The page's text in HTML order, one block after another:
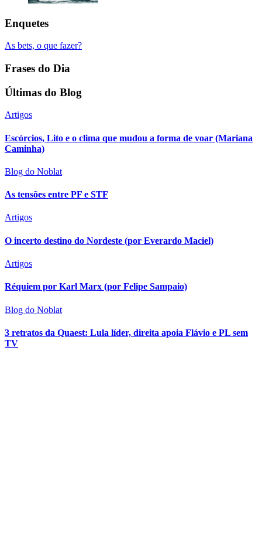
Enquetes
As bets, o que fazer?
Frases do Dia
Últimas do Blog
Artigos
Escórcios, Lito e o clima que mudou a forma de voar (Mariana
Caminha)
Blog do Noblat
As tensões entre PF e STF
Artigos
O incerto destino do Nordeste (por Everardo Maciel)
Artigos
Réquiem por Karl Marx (por Felipe Sampaio)
Blog do Noblat
3 retratos da Quaest: Lula líder, direita apoia Flávio e PL sem
TV